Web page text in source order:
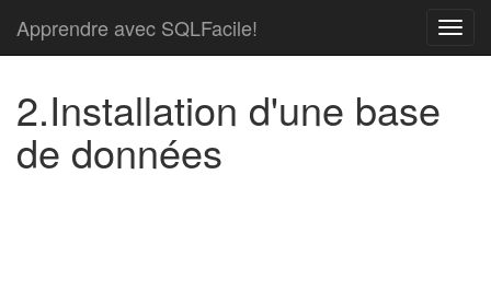
Apprendre avec SQLFacile!
2.Installation d'une base
de données